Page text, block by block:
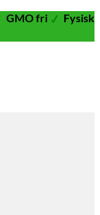
GMO fri
Fysisk